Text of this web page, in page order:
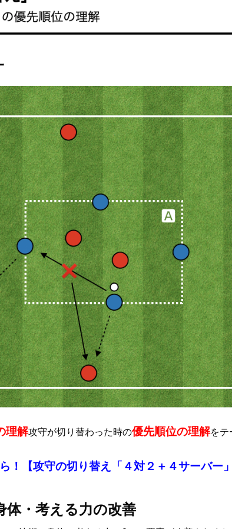
理解攻守が切り替わった時の優先順位の理解をテ
！【攻守の切り替え「４対２＋４サーバー」
体・考える力の改善